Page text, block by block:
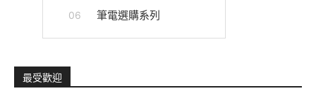
06 筆電選購系列
最受歡迎